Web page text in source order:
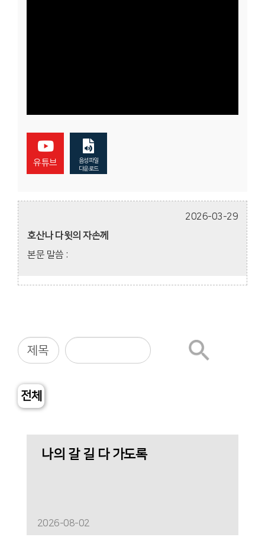
유튜브
음성파일
다운로드
2026-03-29
호산나 다윗의 자손께
본문 말씀 :
전체
나의 갈 길 다 가도록
2026-08-02